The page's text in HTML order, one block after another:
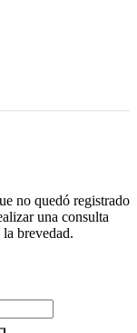
no quedó registrado
una consulta
brevedad.